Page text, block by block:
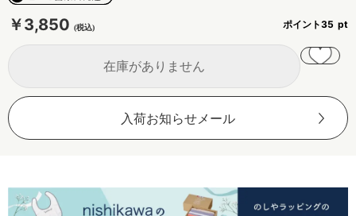
￥3,850 ポイント35
入荷お知らせメール
在庫がありません